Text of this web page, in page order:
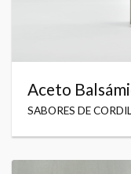
Aceto
SABORES DE